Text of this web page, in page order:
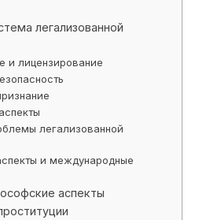
легализованной
и лицензирование
легализованной
и международные
аспекты